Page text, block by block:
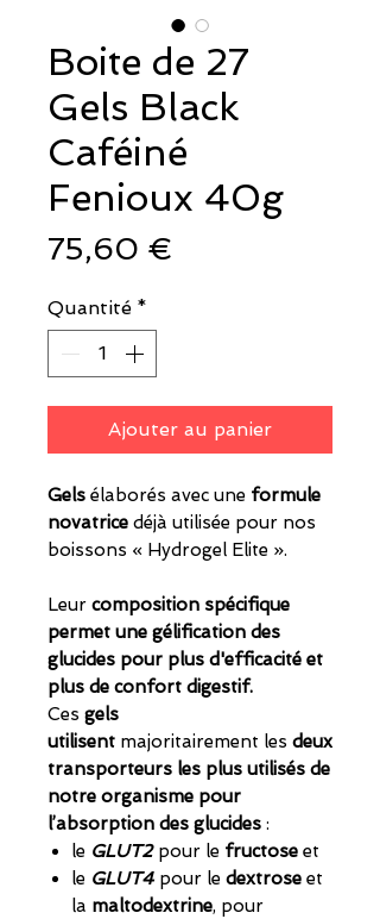
Boite de 27
Gels Black
Caféiné
Fenioux 40g
75,60 €
Quantité *
Ajouter au panier
Gels élaborés avec une formule
novatrice déjà utilisée pour nos
boissons « Hydrogel Elite ».
Leur composition spécifique
permet une gélification des
glucides pour plus d'efficacité et
plus de confort digestif.
Ces gels
utilisent majoritairement les deux
transporteurs les plus utilisés de
notre organisme pour
l’absorption des glucides :
le GLUT2pour le fructose et
le GLUT4 pour le dextrose et
la maltodextrine, pour